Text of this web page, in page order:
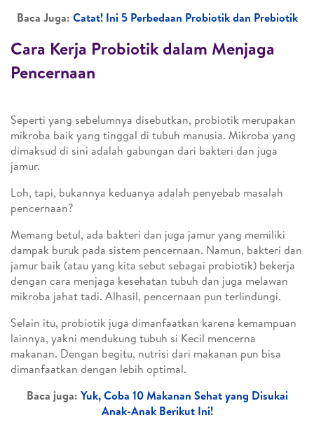
Baca Juga: Catat! Ini 5 Perbedaan Probiotik dan Prebiotik
Cara Kerja Probiotik dalam Menjaga
Pencernaan
Seperti yang sebelumnya disebutkan, probiotik merupakan
mikroba baik yang tinggal di tubuh manusia. Mikroba yang
dimaksud di sini adalah gabungan dari bakteri dan juga
jamur.
Loh, tapi, bukannya keduanya adalah penyebab masalah
pencernaan?
Memang betul, ada bakteri dan juga jamur yang memiliki
dampak buruk pada sistem pencernaan. Namun, bakteri dan
jamur baik (atau yang kita sebut sebagai probiotik) bekerja
dengan cara menjaga kesehatan tubuh dan juga melawan
mikroba jahat tadi. Alhasil, pencernaan pun terlindungi.
Selain itu, probiotik juga dimanfaatkan karena kemampuan
lainnya, yakni mendukung tubuh si Kecil mencerna
makanan. Dengan begitu, nutrisi dari makanan pun bisa
dimanfaatkan dengan lebih optimal.
Baca juga: Yuk, Coba 10 Makanan Sehat yang Disukai
Anak-Anak Berikut Ini!